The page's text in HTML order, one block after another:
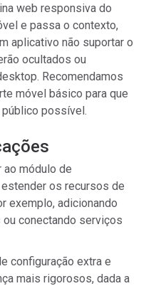
web responsiva do
e passa o contexto,
aplicativo não suportar o
ocultados ou
Recomendamos
móvel básico para que
possível.
módulo de
os recursos de
exemplo, adicionando
conectando serviços
configuração extra e
mais rigorosos, dada a